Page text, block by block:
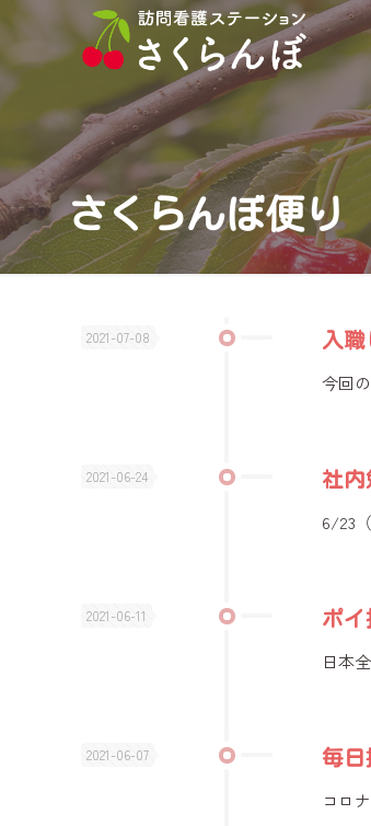
さくらんぼ便り
2021-07-08 入職
今回
2021-06-24 社内
6/23
2021-06-11 ポイ
日本
2021-06-07 毎日
コロ